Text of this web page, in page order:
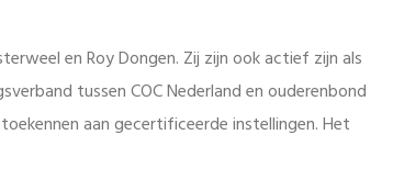
en Roy Dongen. Zij zijn ook actief zijn als
tussen COC Nederland en ouderenbond
aan gecertificeerde instellingen. Het